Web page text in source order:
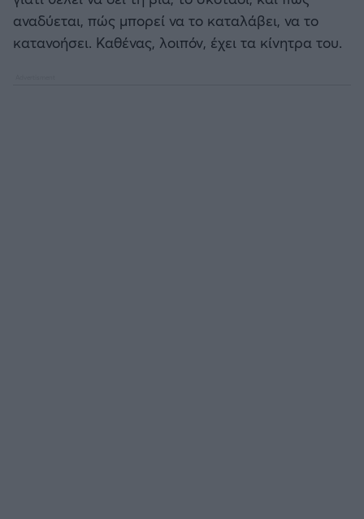
αναδύεται, πώς μπορεί να το καταλάβει, να το
κατανοήσει. Καθένας, λοιπόν, έχει τα κίνητρα του.